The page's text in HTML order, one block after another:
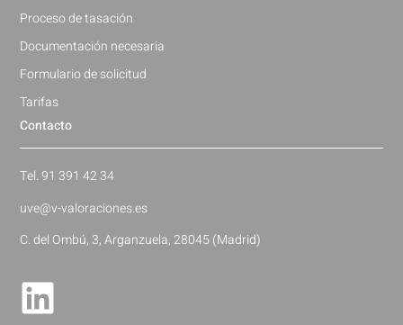
Contacto
Tel. 91 391 42 34
uve@v-valoraciones.es
C. del Ombú, 3, Arganzuela, 28045 (Madrid)
Proceso de tasación
Documentación necesaria
Formulario de solicitud
Tarifas